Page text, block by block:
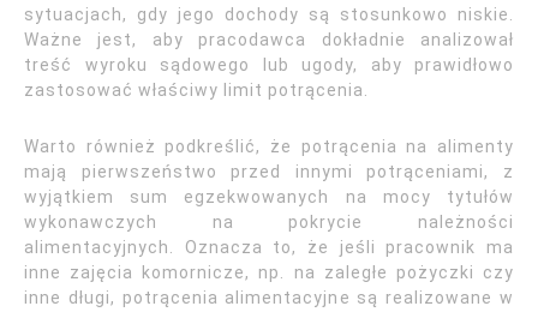
sytuacjach, gdy jego dochody są stosunkowo niskie.
Ważne jest, aby pracodawca dokładnie analizował
treść wyroku sądowego lub ugody, aby prawidłowo
zastosować właściwy limit potrącenia.
Warto również podkreślić, że potrącenia na alimenty
mają pierwszeństwo przed innymi potrąceniami, z
wyjątkiem sum egzekwowanych na mocy tytułów
wykonawczych na pokrycie należności
alimentacyjnych. Oznacza to, że jeśli pracownik ma
inne zajęcia komornicze, np. na zaległe pożyczki czy
inne długi, potrącenia alimentacyjne są realizowane w